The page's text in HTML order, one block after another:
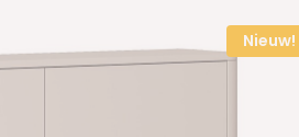
Nieuw!